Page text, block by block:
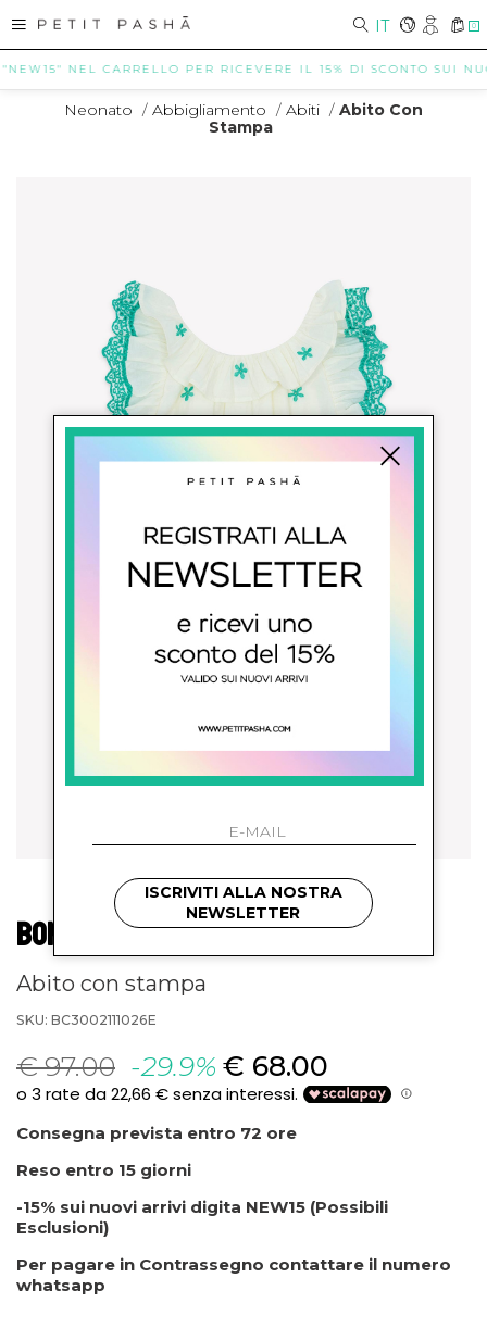
IT 0
NEL CARRELLO PER RICEVERE IL 15% DI SCONTO SUI
Neonato / Abbigliamento / Abiti / Abito Con
Stampa
BONTON
Abito con stampa
SKU: BC3002111026E
€ 97.00 -29.9% € 68.00
Consegna prevista entro 72 ore
Reso entro 15 giorni
-15% sui nuovi arrivi digita NEW15 (Possibili
Esclusioni)
Per pagare in Contrassegno contattare il numero
whatsapp
ISCRIVITI ALLA NOSTRA
NEWSLETTER